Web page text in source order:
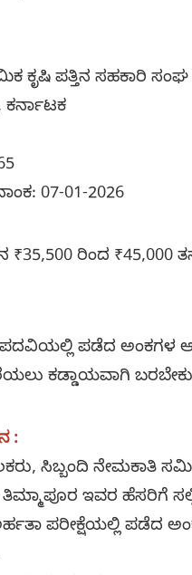
ಕೃಷಿ ಪತ್ತಿನ ಸಹಕಾರಿ
ಕರ್ನಾಟಕ
07-01-2026
₹35,500 ರಿಂದ ₹45,000
ಪಡೆದ ಅಂಕಗಳ
ಕಡ್ಡಾಯವಾಗಿ
:
ಸಿಬ್ಬಂದಿ ನೇಮಕಾತಿ
ಇವರ ಹೆಸರಿಗೆ
ಪರೀಕ್ಷೆಯಲ್ಲಿ